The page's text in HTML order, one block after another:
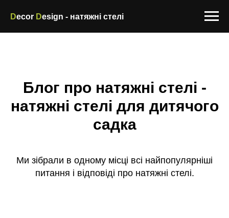
Decor Design - натяжні стелі
Блог про натяжні стелі -
натяжні стелі для дитячого
садка
Ми зібрали в одному місці всі найпопулярніші
питання і відповіді про натяжні стелі.